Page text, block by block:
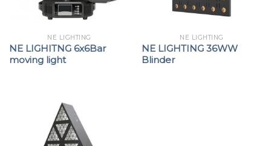
NE LIGHTING
NE LIGHITNG 6x6Bar
moving light
NE LIGHTING
NE LIGHTING 36WW
Blinder